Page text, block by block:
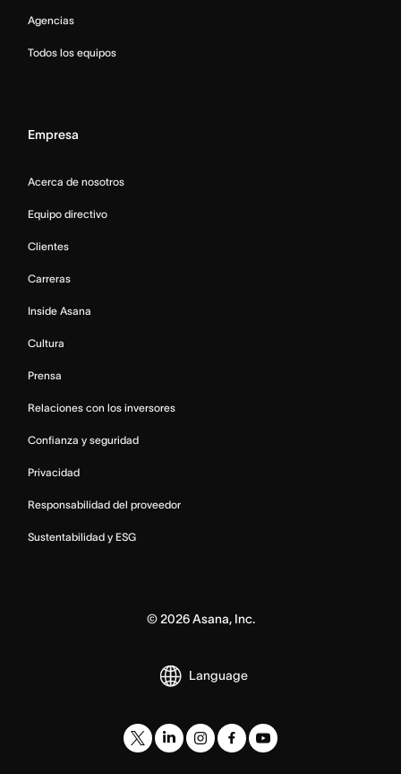
Agencias
Todos los equipos
Empresa
Acerca de nosotros
Equipo directivo
Clientes
Carreras
Inside Asana
Cultura
Prensa
Relaciones con los inversores
Confianza y seguridad
Privacidad
Responsabilidad del proveedor
Sustentabilidad y ESG
©2026Asana, Inc.
Language